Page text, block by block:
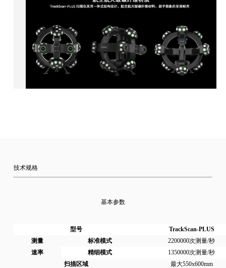
技术规格
基本参数
型号
TrackScan-PLUS
测量
速率
标准模式
2200000次测量/秒
精细模式
1350000次测量/秒
扫描区域
最大550x600mm